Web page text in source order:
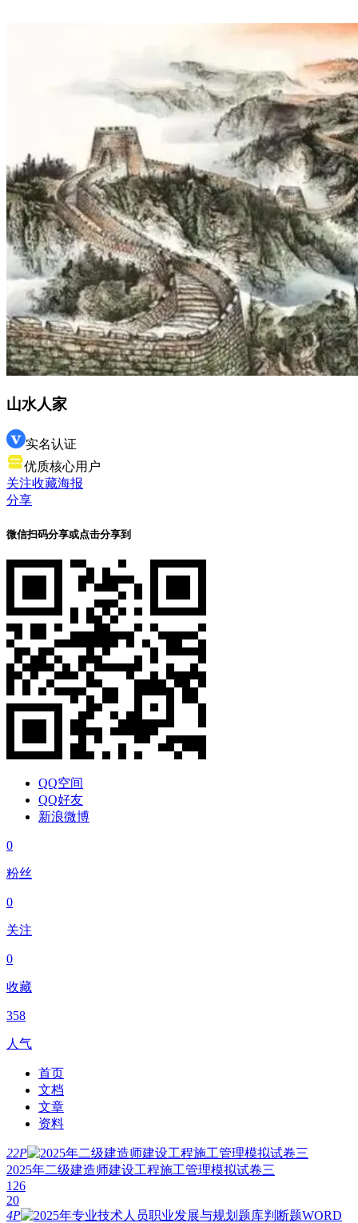
山水人家
实名认证
优质核心用户
关注收藏海报
分享
微信扫码分享或点击分享到
QQ空间
QQ好友
新浪微博
0
粉丝
0
关注
0
收藏
358
人气
首页
文档
文章
资料
22P
2025年二级建造师建设工程施工管理模拟试卷三
126
20
4P